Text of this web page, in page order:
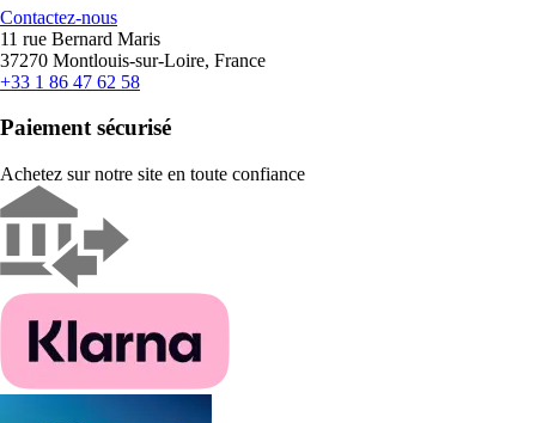
Contactez-nous
11 rue Bernard Maris
37270 Montlouis-sur-Loire, France
+33 1 86 47 62 58
Paiement sécurisé
Achetez sur notre site en toute confiance